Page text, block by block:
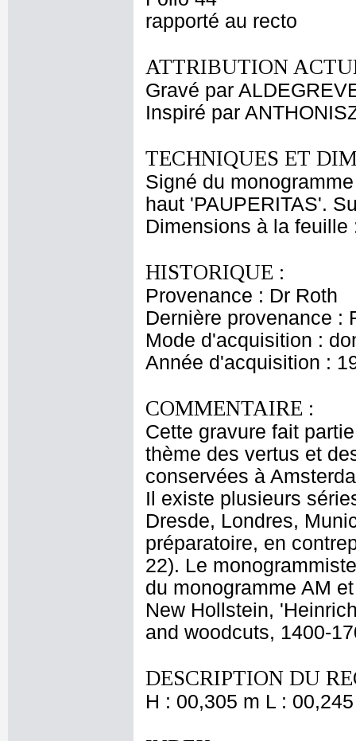
rapporté au recto
ATTRIBUTION
Gravé par
Inspiré par
TECHNIQUES ET
Signé du
haut 'PAUPERITAS'.
Dimensions à la
HISTORIQUE :
Provenance : Dr Roth
Dernière provenance :
Mode d'acquisition :
Année d'acquisition :
COMMENTAIRE :
Cette gravure fait
thème des vertus et
conservées à
Il existe plusieurs
Dresde, Londres,
préparatoire, en
22). Le
du monogramme AM
New Hollstein,
and woodcuts, 1400-
DESCRIPTION DU
H : 00,305 m L :